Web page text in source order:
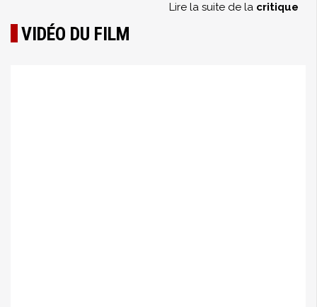
Lire la suite de la critique
VIDÉO DU FILM